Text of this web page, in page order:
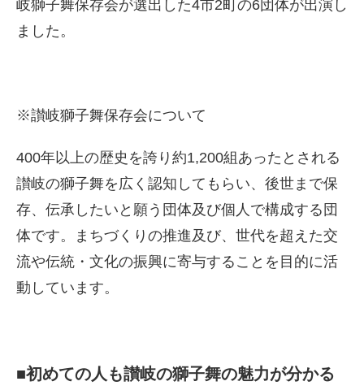
岐獅子舞保存会が選出した4市2町の6団体が出演し
ました。
※讃岐獅子舞保存会について
400年以上の歴史を誇り約1,200組あったとされる
讃岐の獅子舞を広く認知してもらい、後世まで保
存、伝承したいと願う団体及び個人で構成する団
体です。まちづくりの推進及び、世代を超えた交
流や伝統・文化の振興に寄与することを目的に活
動しています。
■初めての人も讃岐の獅子舞の魅力が分かる